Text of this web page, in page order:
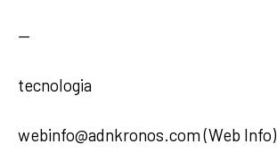
—
tecnologia
webinfo@adnkronos.com (Web Info)